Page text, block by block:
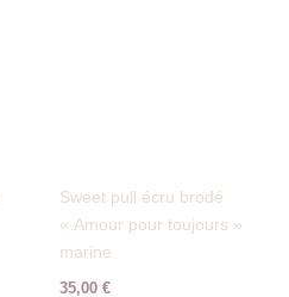
Sweet pull écru brodé
« Amour pour toujours »
marine
35,00 €